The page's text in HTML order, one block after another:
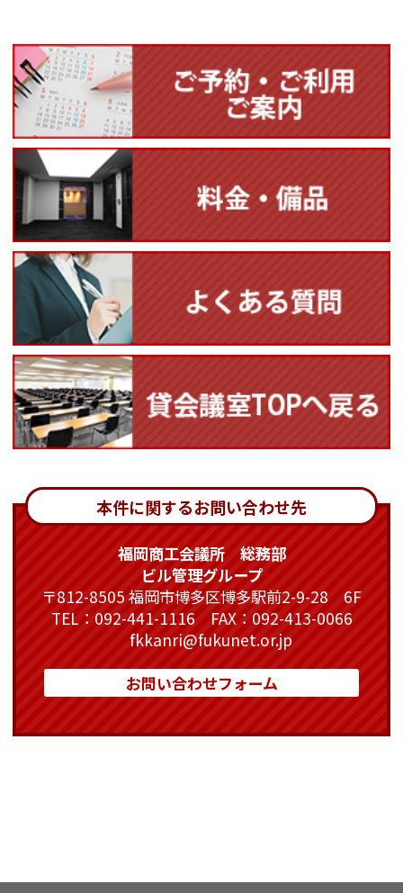
本件に関するお問い合わせ先
福岡商工会議所 総務部
ビル管理グループ
〒812-8505 福岡市博多区博多駅前2-9-28 6F
TEL：092-441-1116 FAX：092-413-0066
fkkanri@fukunet.or.jp
お問い合わせフォーム